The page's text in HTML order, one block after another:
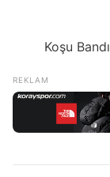
Koşu